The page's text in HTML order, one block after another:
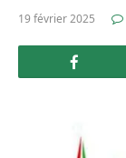
19 février 2025